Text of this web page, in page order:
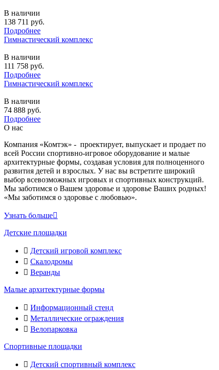
В наличии
138 711 руб.
Подробнее
Гимнастический комплекс
В наличии
111 758 руб.
Подробнее
Гимнастический комплекс
В наличии
74 888 руб.
Подробнее
О нас
Компания «Комтэк» - проектирует, выпускает и продает по
всей России спортивно-игровое оборудование и малые
архитектурные формы, создавая условия для полноценного
развития детей и взрослых. У нас вы встретите широкий
выбор всевозможных игровых и спортивных конструкций.
Мы заботимся о Вашем здоровье и здоровье Ваших родных!
«Мы заботимся о здоровье с любовью».
Узнать больше
Детские площадки
Детский игровой комплекс
Скалодромы
Веранды
Малые архитектурные формы
Информационный стенд
Металлические ограждения
Велопарковка
Спортивные площадки
Детский спортивный комплекс